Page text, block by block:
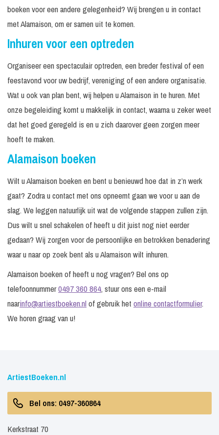
boeken voor een andere gelegenheid? Wij brengen u in contact
met Alamaison, om er samen uit te komen.
Inhuren voor een optreden
Organiseer een spectaculair optreden, een breder festival of een
feestavond voor uw bedrijf, vereniging of een andere organisatie.
Wat u ook van plan bent, wij helpen u Alamaison in te huren. Met
onze begeleiding komt u makkelijk in contact, waarna u zeker weet
dat het goed geregeld is en u zich daarover geen zorgen meer
hoeft te maken.
Alamaison boeken
Wilt u Alamaison boeken en bent u benieuwd hoe dat in z’n werk
gaat? Zodra u contact met ons opneemt gaan we voor u aan de
slag. We leggen natuurlijk uit wat de volgende stappen zullen zijn.
Dus wilt u snel schakelen of heeft u dit juist nog niet eerder
gedaan? Wij zorgen voor de persoonlijke en betrokken benadering
waar u naar op zoek bent als u Alamaison wilt inhuren.
Alamaison boeken of heeft u nog vragen? Bel ons op
telefoonnummer0497 360 864, stuur ons een e-mail
naarinfo@artiestboeken.nlof gebruik het online contactformulier.
We horen graag van u!
ArtiestBoeken.nl
Bel ons: 0497-360864
Kerkstraat 70